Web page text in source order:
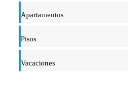
Apartamentos
Pisos
Vacaciones